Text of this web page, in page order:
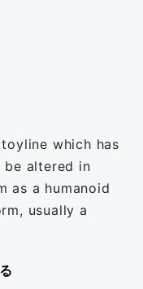
which has
altered in
as a humanoid
usually a